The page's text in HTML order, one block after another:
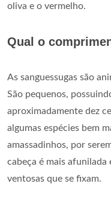
oliva e o vermelho.
Qual o
As sanguessugas são
São pequenos,
aproximadamente dez
algumas espécies bem
amassadinhos, por
cabeça é mais afunilada
ventosas que se fixam.